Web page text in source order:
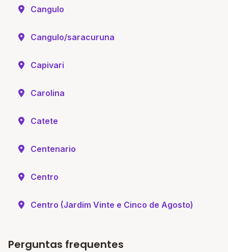
Cangulo
Cangulo/saracuruna
Capivari
Carolina
Catete
Centenario
Centro
Centro (Jardim Vinte e Cinco de Agosto)
Perguntas frequentes